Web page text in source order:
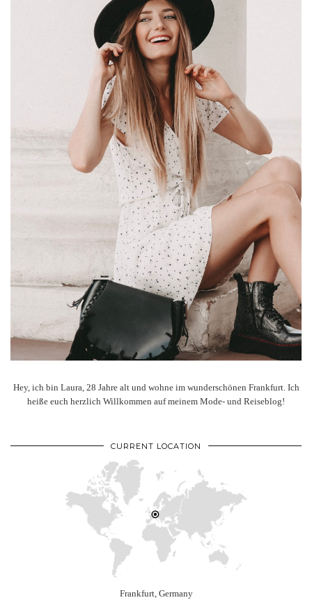
Hey, ich bin Laura, 28 Jahre alt und wohne im wunderschönen Frankfurt. Ich
heiße euch herzlich Willkommen auf meinem Mode- und Reiseblog!
CURRENT LOCATION
Frankfurt, Germany